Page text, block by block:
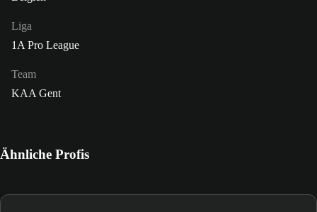
Liga
1A Pro League
Team
KAA Gent
Ähnliche Profis